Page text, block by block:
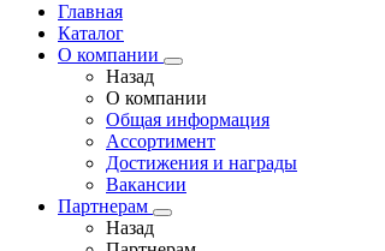
Главная
Каталог
О компании
Назад
О компании
Общая информация
Ассортимент
Достижения и награды
Вакансии
Партнерам
Назад